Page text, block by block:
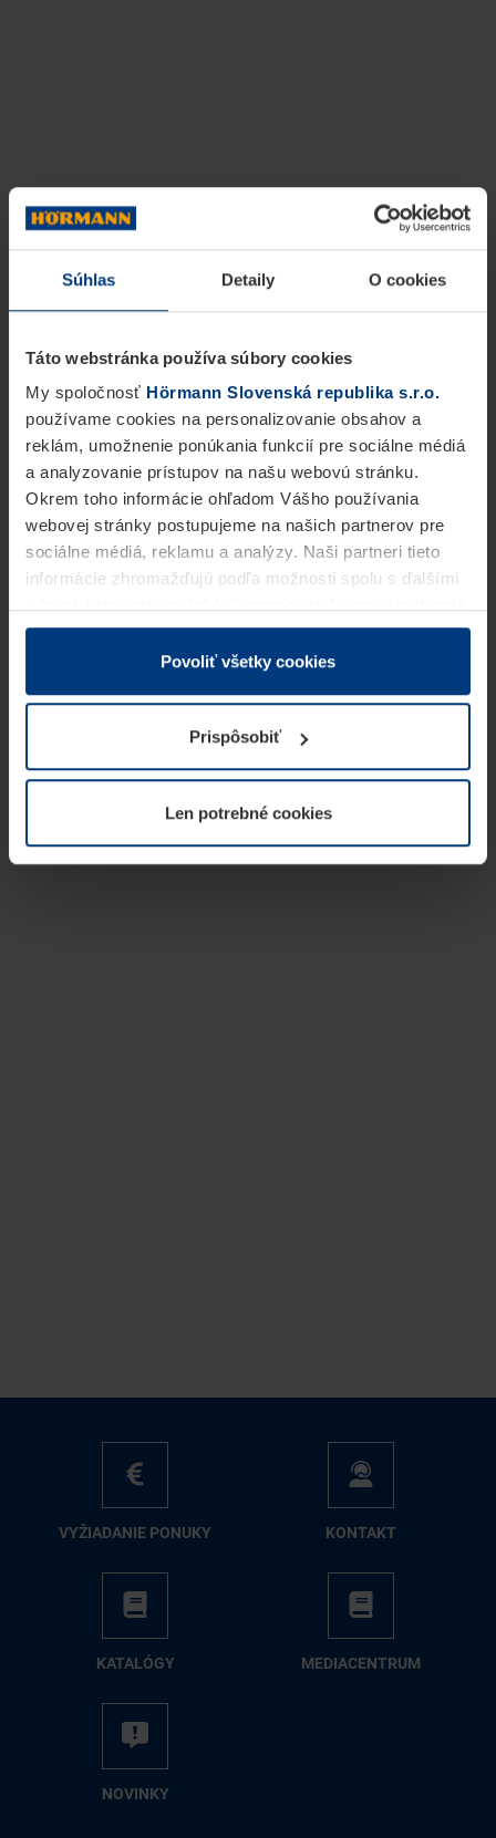
Súhlas Detaily O cookies
Táto webstránka používa súbory cookies
My spoločnosť Hörmann Slovenská republika s.r.o.
používame cookies na personalizovanie obsahov a
reklám, umožnenie ponúkania funkcií pre sociálne médiá
a analyzovanie prístupov na našu webovú stránku.
Okrem toho informácie ohľadom Vášho používania
webovej stránky postupujeme na našich partnerov pre
sociálne médiá, reklamu a analýzy. Naši partneri tieto
informácie zhromažďujú podľa možnosti spolu s ďalšími
v rámci Vášho využívania služieb.
Z právneho hľadiska môžeme cookies ukladať na Vašom
prevádzku tejto stránky. Pre všetky ostatné typy cookie
potrebujeme Vaše povolenie. Vaše povolenie môžete
kedykoľvek zmeniť alebo odvolať vo vysvetlení cookie
našej webovej stránky.
Povoliť všetky cookies
Prispôsobiť
Len potrebné cookies
VY­ŽIA­DA­NIE PO­NU­KY KON­TAKT
KA­TA­LÓ­GY ME­DIA­CEN­TRUM
NO­VIN­KY